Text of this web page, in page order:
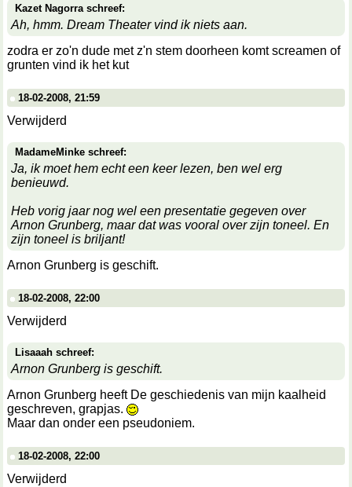
Kazet Nagorra schreef:
Ah, hmm. Dream Theater vind ik niets aan.
zodra er zo'n dude met z'n stem doorheen komt screamen of
grunten vind ik het kut
18-02-2008, 21:59
Verwijderd
MadameMinke schreef:
Ja, ik moet hem echt een keer lezen, ben wel erg
benieuwd.
Heb vorig jaar nog wel een presentatie gegeven over
Arnon Grunberg, maar dat was vooral over zijn toneel. En
zijn toneel is briljant!
Arnon Grunberg is geschift.
18-02-2008, 22:00
Verwijderd
Lisaaah schreef:
Arnon Grunberg is geschift.
Arnon Grunberg heeft De geschiedenis van mijn kaalheid
geschreven, grapjas.
Maar dan onder een pseudoniem.
18-02-2008, 22:00
Verwijderd